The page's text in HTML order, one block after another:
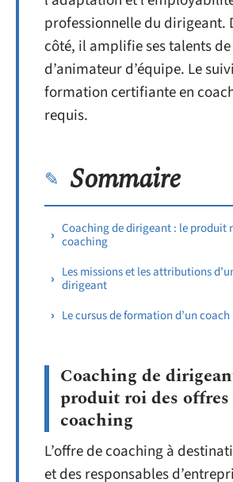
professionnelle du dirigeant.
côté, il amplifie ses talents
d’animateur d’équipe. Le
formation certifiante en
requis.
Sommaire
Coaching de dirigeant : le produit
coaching
Les missions et les attributions
dirigeant
Le cursus de formation d’un
Coaching de
produit roi des offres
coaching
L’offre de coaching à
et des responsables